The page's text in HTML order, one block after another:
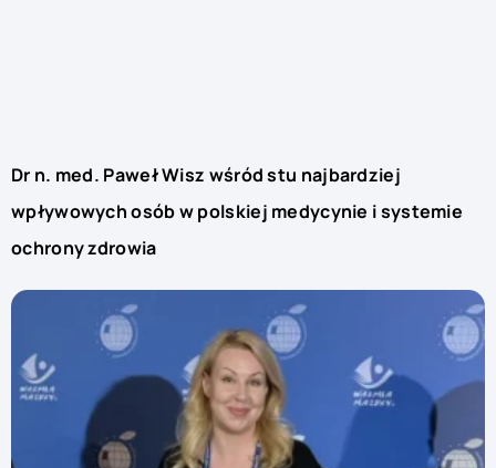
Dr n. med. Paweł Wisz wśród stu najbardziej
wpływowych osób w polskiej medycynie i systemie
ochrony zdrowia